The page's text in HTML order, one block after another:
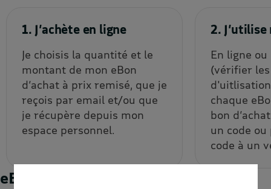
1. J’achète en ligne
Je choisis la quantité et le
montant de mon eBon
d’achat à prix remisé, que je
reçois par email et/ou que
je récupère depuis mon
espace personnel.
2.
En ligne
(vérifier
chaque
bon
un code
code à un
eBons d'achats : les enseignes du